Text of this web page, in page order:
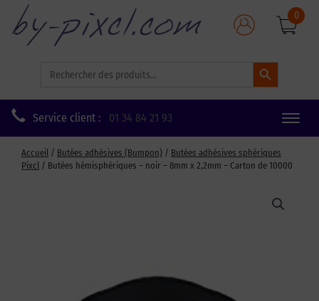
for:
Search Button
0
Service client : 01 34 84 21 93
Toggle
Accueil / Butées adhésives (Bumpon) / Butées adhésives sphériques
Pixcl / Butées hémisphériques – noir – 8mm x 2,2mm – Carton de 10000